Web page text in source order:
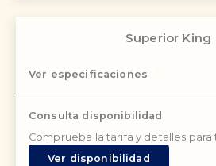
Superior King
Ver especificaciones
Consulta disponibilidad
Comprueba la tarifa y detalles para
Ver disponibilidad